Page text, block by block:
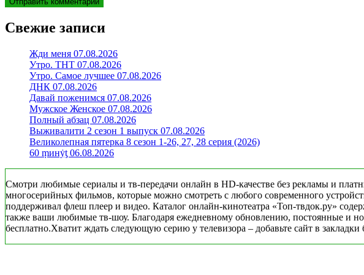
Свежие записи
Жди меня 07.08.2026
Утро. ТНТ 07.08.2026
Утро. Самое лучшее 07.08.2026
ДНК 07.08.2026
Давай поженимся 07.08.2026
Мужское Женское 07.08.2026
Полный абзац 07.08.2026
Выживалити 2 сезон 1 выпуск 07.08.2026
Великолепная пятерка 8 сезон 1-26, 27, 28 серия (2026)
60 ṃинẏƫ 06.08.2026
Смотри любимые сериалы и тв-передачи онлайн в HD-качестве без рекламы и
многосерийных фильмов, которые можно смотреть с любого современного
поддерживал флеш плеер и видео. Каталог онлайн-кинотеатра «Топ-твдок.ру»
также ваши любимые тв-шоу. Благодаря ежедневному обновлению, постоянные и
бесплатно.Хватит ждать следующую серию у телевизора – добавьте сайт в